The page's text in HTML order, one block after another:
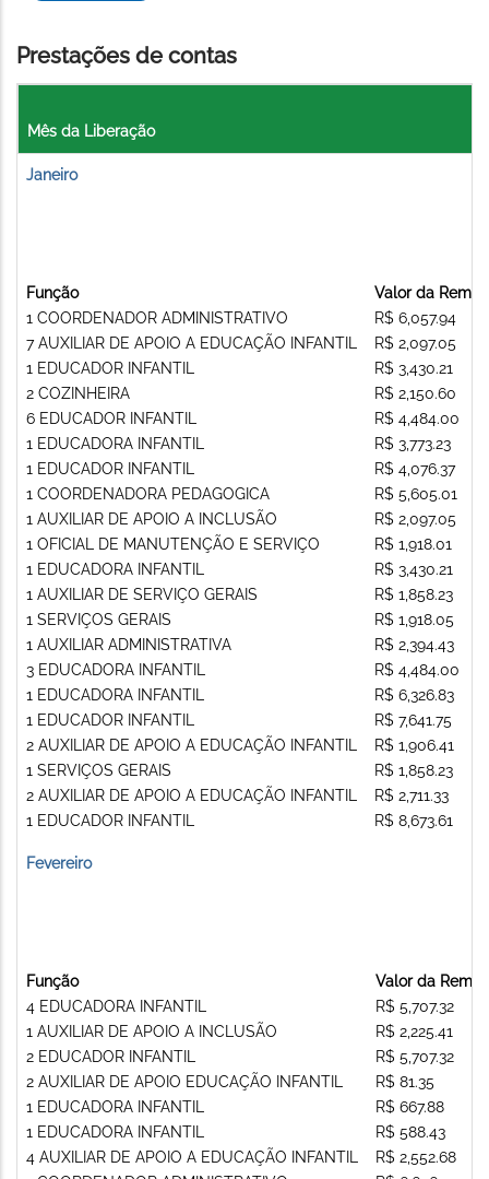
Prestações de contas
Mês da Liberação
Janeiro
Função
1 COORDENADOR ADMINISTRATIVO
7 AUXILIAR DE APOIO A EDUCAÇÃO INFANTIL
1 EDUCADOR INFANTIL
2 COZINHEIRA
6 EDUCADOR INFANTIL
1 EDUCADORA INFANTIL
1 EDUCADOR INFANTIL
1 COORDENADORA PEDAGOGICA
1 AUXILIAR DE APOIO A INCLUSÃO
1 OFICIAL DE MANUTENÇÃO E SERVIÇO
1 EDUCADORA INFANTIL
1 AUXILIAR DE SERVIÇO GERAIS
1 SERVIÇOS GERAIS
1 AUXILIAR ADMINISTRATIVA
3 EDUCADORA INFANTIL
1 EDUCADORA INFANTIL
1 EDUCADOR INFANTIL
2 AUXILIAR DE APOIO A EDUCAÇÃO INFANTIL
1 SERVIÇOS GERAIS
2 AUXILIAR DE APOIO A EDUCAÇÃO INFANTIL
1 EDUCADOR INFANTIL
Valor da
R$ 6,057.94
R$ 2,097.05
R$ 3,430.21
R$ 2,150.60
R$ 4,484.00
R$ 3,773.23
R$ 4,076.37
R$ 5,605.01
R$ 2,097.05
R$ 1,918.01
R$ 3,430.21
R$ 1,858.23
R$ 1,918.05
R$ 2,394.43
R$ 4,484.00
R$ 6,326.83
R$ 7,641.75
R$ 1,906.41
R$ 1,858.23
R$ 2,711.33
R$ 8,673.61
Fevereiro
Função
4 EDUCADORA INFANTIL
1 AUXILIAR DE APOIO A INCLUSÃO
2 EDUCADOR INFANTIL
2 AUXILIAR DE APOIO EDUCAÇÃO INFANTIL
1 EDUCADORA INFANTIL
1 EDUCADORA INFANTIL
4 AUXILIAR DE APOIO A EDUCAÇÃO INFANTIL
Valor da
R$ 5,707.32
R$ 2,225.41
R$ 5,707.32
R$ 81.35
R$ 667.88
R$ 588.43
R$ 2,552.68